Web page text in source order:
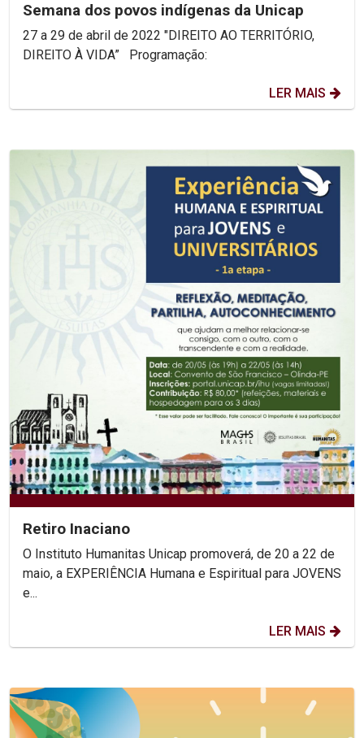
Semana dos povos indígenas da Unicap
27 a 29 de abril de 2022 "DIREITO AO TERRITÓRIO,
LER MAIS
Retiro Inaciano
O Instituto Humanitas Unicap promoverá, de 20 a 22 de
maio, a EXPERIÊNCIA Humana e Espiritual para JOVENS
e...
LER MAIS